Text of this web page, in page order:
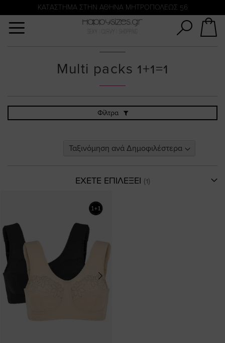
KATΑΣΤΗΜΑ ΣΤΗΝ ΑΘΗΝΑ ΜΗΤΡΟΠΟΛΕΩΣ 56
Multi packs 1+1=1
Φίλτρα
ΕΧΕΤΕ ΕΠΙΛΕΞΕΙ
Αναζήτηση